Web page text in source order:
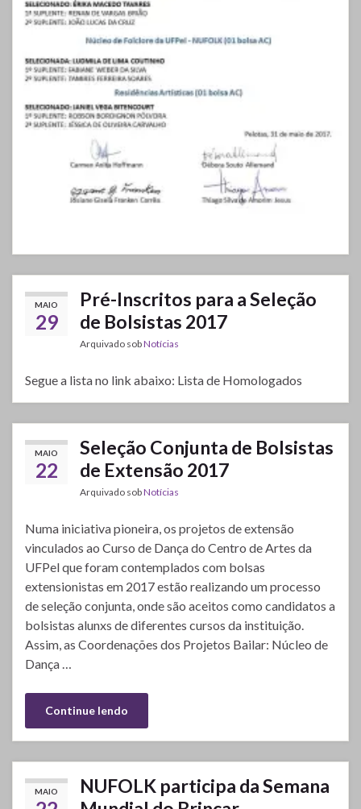
MAIO
29
Pré-Inscritos para a Seleção
de Bolsistas 2017
Arquivado sobNotícias
Segue a lista no link abaixo: Lista de Homologados
MAIO
22
Seleção Conjunta de Bolsistas
de Extensão 2017
Arquivado sobNotícias
Numa iniciativa pioneira, os projetos de extensão
vinculados ao Curso de Dança do Centro de Artes da
UFPel que foram contemplados com bolsas
extensionistas em 2017 estão realizando um processo
de seleção conjunta, onde são aceitos como candidatos a
bolsistas alunxs de diferentes cursos da instituição.
Assim, as Coordenações dos Projetos Bailar: Núcleo de
Dança …
Continue lendo
MAIO
NUFOLK participa da Semana